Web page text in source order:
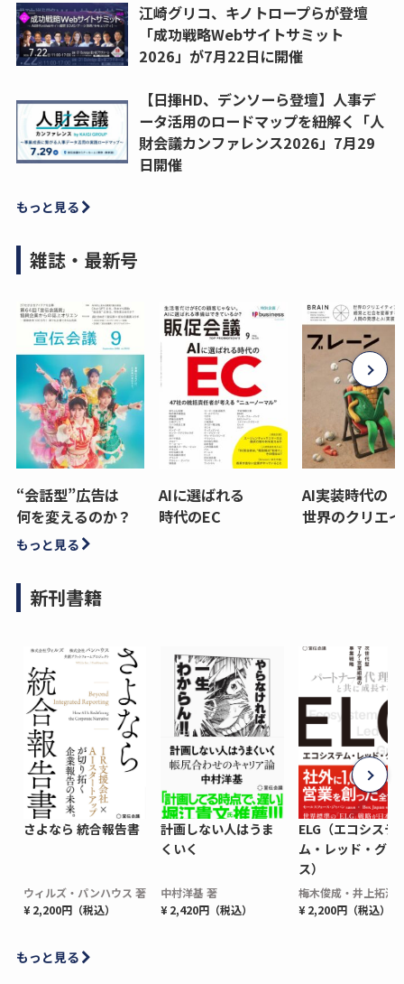
江崎グリコ、キノトロープらが登壇
「成功戦略Webサイトサミット
2026」が7月22日に開催
【日揮HD、デンソーら登壇】人事デ
ータ活用のロードマップを紐解く「人
財会議カンファレンス2026」7月29
日開催
もっと見る
雑誌・最新号
“会話型”広告は
何を変えるのか？
AIに選ばれる
時代のEC
AI実装時代の
世界のクリエ
もっと見る
新刊書籍
さよなら 統合報告書
ウィルズ・パンハウス 著
¥ 2,200円（税込）
計画しない人はうま
くいく
中村洋基 著
¥ 2,420円（税込）
ELG（エコシステ
ム・レッド・グロ
ス）
梅木俊成・井上拓海
¥ 2,200円（税込）
もっと見る